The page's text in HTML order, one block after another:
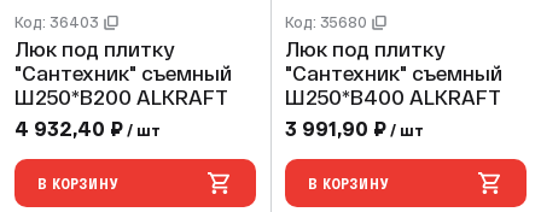
Код: 36403
Люк под плитку
"Сантехник" съемный
Ш250*В200 ALKRAFT
4 932,40 ₽ / шт
В КОРЗИНУ
Код: 35680
Люк под плитку
"Сантехник" съемный
Ш250*В400 ALKRAFT
3 991,90 ₽ / шт
В КОРЗИНУ